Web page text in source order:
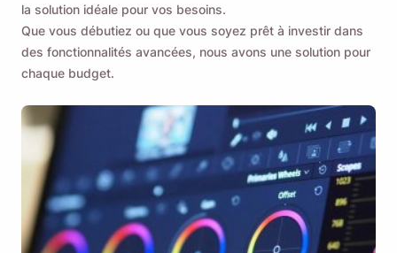
la solution idéale pour vos besoins.
Que vous débutiez ou que vous soyez prêt à investir dans
des fonctionnalités avancées, nous avons une solution pour
chaque budget.